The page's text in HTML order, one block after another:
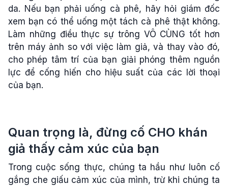
da. Nếu bạn phải uống cà phê, hãy hỏi giám đốc
xem bạn có thể uống một tách cà phê thật không.
Làm những điều thực sự trông VÔ CÙNG tốt hơn
trên máy ảnh so với việc làm giả, và thay vào đó,
cho phép tâm trí của bạn giải phóng thêm nguồn
lực để cống hiến cho hiệu suất của các lời thoại
của bạn.
Quan trọng là, đừng cố CHO khán
giả thấy cảm xúc của bạn
Trong cuộc sống thực, chúng ta hầu như luôn cố
gắng che giấu cảm xúc của mình, trừ khi chúng ta